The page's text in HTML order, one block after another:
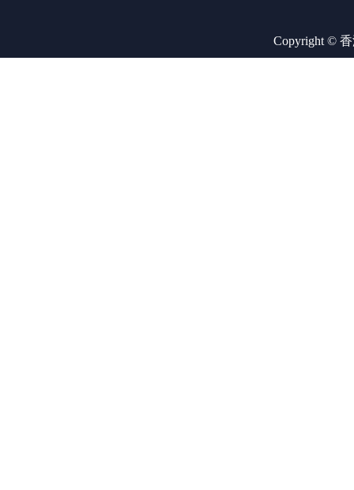
Copyright © 香